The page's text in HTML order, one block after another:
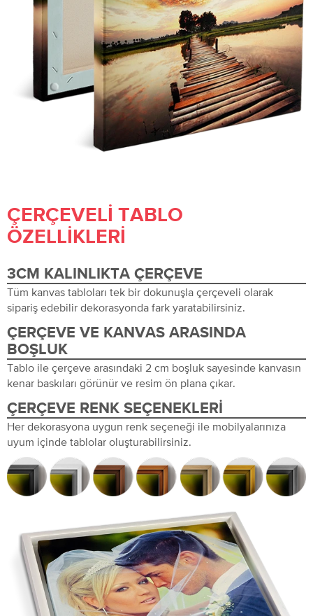
ÇERÇEVELI TABLO
ÖZELLIKLERI
3CM KALINLIKTA ÇERÇEVE
Tüm kanvas tabloları tek bir dokunuşla çerçeveli olarak
sipariş edebilir dekorasyonda fark yaratabilirsiniz.
ÇERÇEVE VE KANVAS ARASINDA
BOŞLUK
Tablo ile çerçeve arasındaki 2 cm boşluk sayesinde kanvasın
kenar baskıları görünür ve resim ön plana çıkar.
ÇERÇEVE RENK SEÇENEKLERI
Her dekorasyona uygun renk seçeneği ile mobilyalarınıza
uyum içinde tablolar oluşturabilirsiniz.